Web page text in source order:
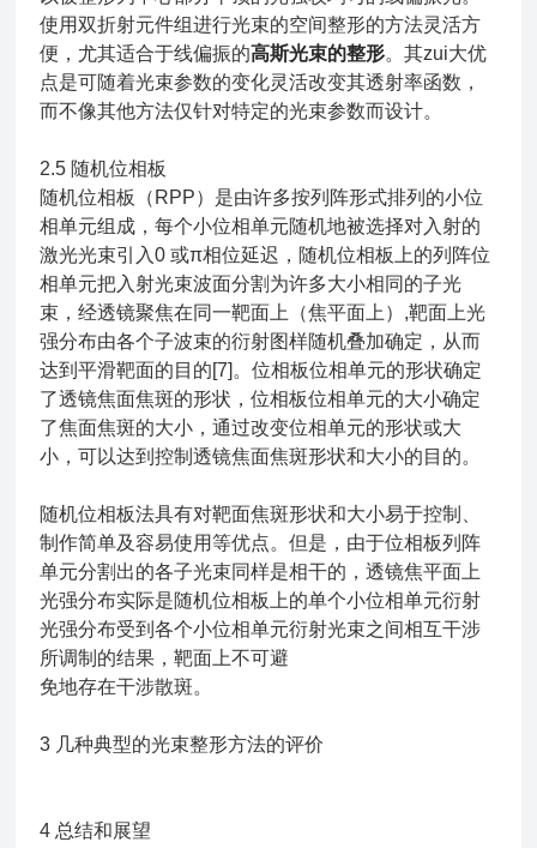
使用双折射元件组进行光束的空间整形的方法灵活方
便，尤其适合于线偏振的高斯光束的整形。其zui大优
点是可随着光束参数的变化灵活改变其透射率函数，
而不像其他方法仅针对特定的光束参数而设计。
2.5 随机位相板
随机位相板（RPP）是由许多按列阵形式排列的小位
相单元组成，每个小位相单元随机地被选择对入射的
激光光束引入0 或π相位延迟，随机位相板上的列阵位
相单元把入射光束波面分割为许多大小相同的子光
束，经透镜聚焦在同一靶面上（焦平面上）,靶面上光
强分布由各个子波束的衍射图样随机叠加确定，从而
达到平滑靶面的目的[7]。位相板位相单元的形状确定
了透镜焦面焦斑的形状，位相板位相单元的大小确定
了焦面焦斑的大小，通过改变位相单元的形状或大
小，可以达到控制透镜焦面焦斑形状和大小的目的。
随机位相板法具有对靶面焦斑形状和大小易于控制、
制作简单及容易使用等优点。但是，由于位相板列阵
单元分割出的各子光束同样是相干的，透镜焦平面上
光强分布实际是随机位相板上的单个小位相单元衍射
光强分布受到各个小位相单元衍射光束之间相互干涉
所调制的结果，靶面上不可避
免地存在干涉散斑。
3 几种典型的光束整形方法的评价
4 总结和展望